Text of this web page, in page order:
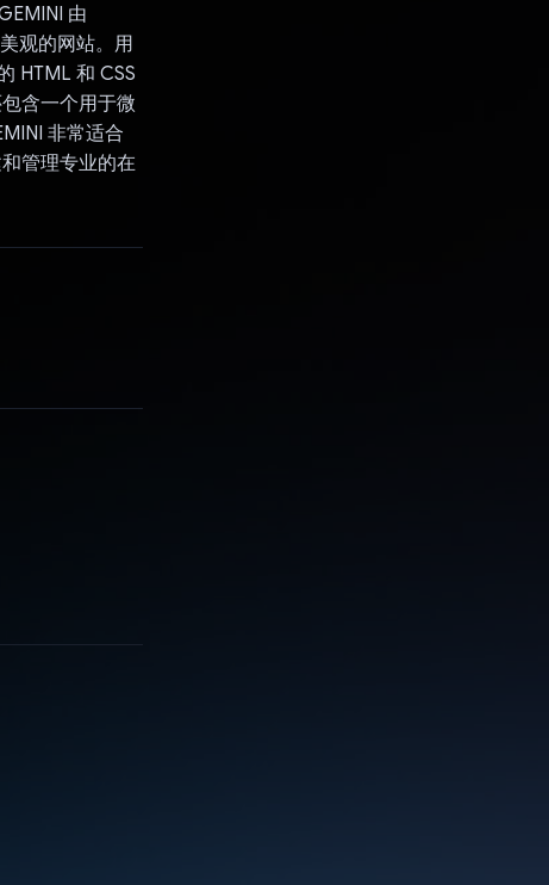
由
观的网站。用
HTML 和 CSS
含一个用于微
非常适合
管理专业的在